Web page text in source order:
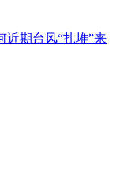
近期台风“扎堆”来